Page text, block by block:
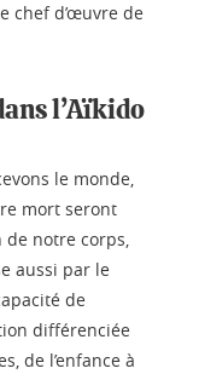
chef d’œuvre de
l’Aïkido
le monde,
mort seront
de notre corps,
aussi par le
de
différenciée
de l’enfance à